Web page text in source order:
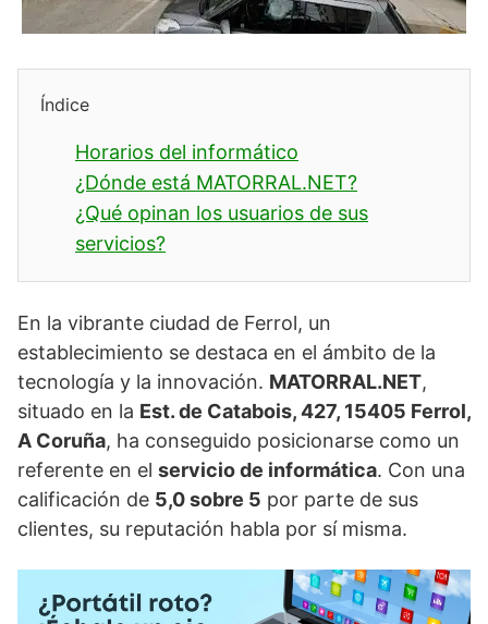
Índice
Horarios del informático
¿Dónde está MATORRAL.NET?
¿Qué opinan los usuarios de sus
servicios?
En la vibrante ciudad de Ferrol, un
establecimiento se destaca en el ámbito de la
tecnología y la innovación. MATORRAL.NET,
situado en la Est. de Catabois, 427, 15405 Ferrol,
A Coruña, ha conseguido posicionarse como un
referente en el servicio de informática. Con una
calificación de 5,0 sobre 5 por parte de sus
clientes, su reputación habla por sí misma.